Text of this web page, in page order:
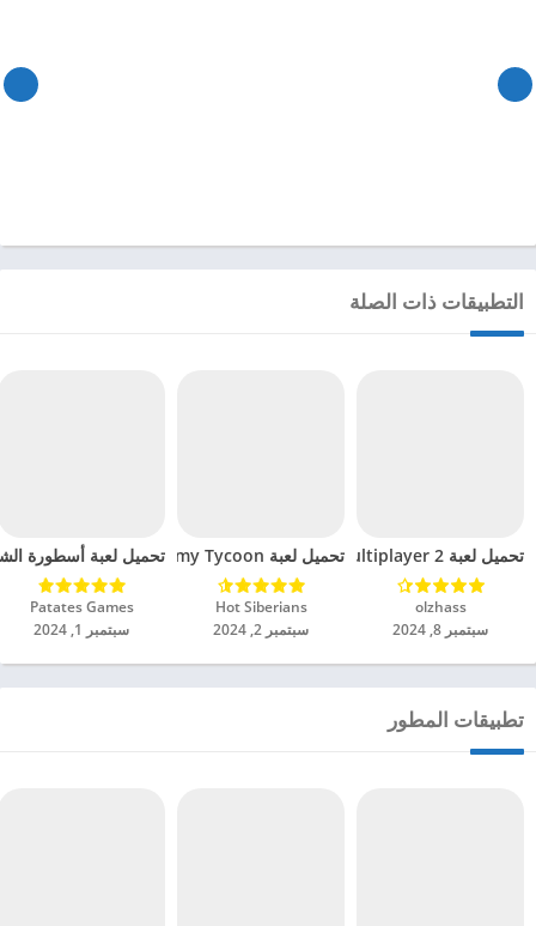
التطبيقات ذات الصلة
تحميل لعبة Car Parking Multiplayer 2 مهكرة للاندرويد 2024
olzhass‏
سبتمبر 8, 2024
تحميل لعبة The Idle Forces Army Tycoon مهكرة للاندرويد 2024
Hot Siberians‏
سبتمبر 2, 2024
تحميل لعبة أسطورة
Patates Games‏
سبتمبر 1, 2024
تطبيقات المطور